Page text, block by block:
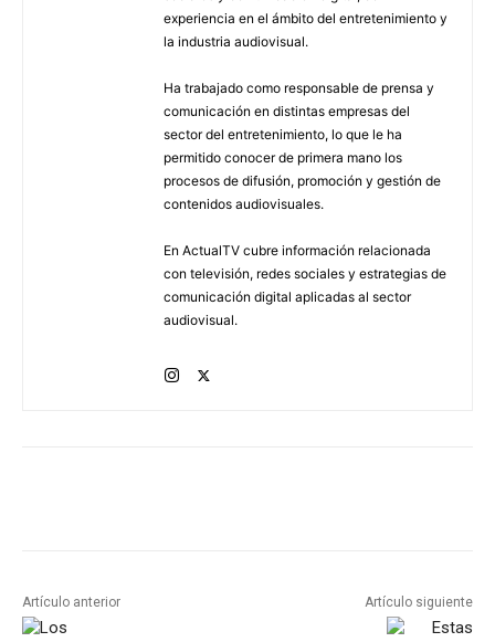
experiencia en el ámbito del entretenimiento y
la industria audiovisual.
Ha trabajado como responsable de prensa y
comunicación en distintas empresas del
sector del entretenimiento, lo que le ha
permitido conocer de primera mano los
procesos de difusión, promoción y gestión de
contenidos audiovisuales.
En ActualTV cubre información relacionada
con televisión, redes sociales y estrategias de
comunicación digital aplicadas al sector
audiovisual.
Artículo anterior Artículo siguiente